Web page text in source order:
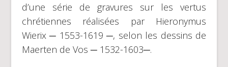
d’une série de gravures sur les vertus
chrétiennes réalisées par Hieronymus
Wierix ─ 1553-1619 ─, selon les dessins de
Maerten de Vos ─ 1532-1603─.